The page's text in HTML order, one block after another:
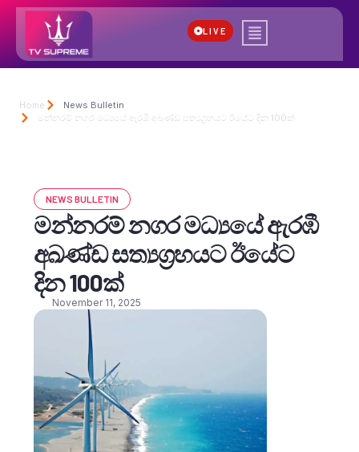
LIVE
Home
News Bulletin
මන්නරම් නගර මධ්‍යයේ ඇරඹී අඛණ්ඩ සත්‍යග්‍රහයට ඊයේට දින 100ක්
NEWS BULLETIN
මන්නරම් නගර මධ්‍යයේ ඇරඹී
අඛණ්ඩ සත්‍යග්‍රහයට ඊයේට
දින 100ක්
November 11, 2025